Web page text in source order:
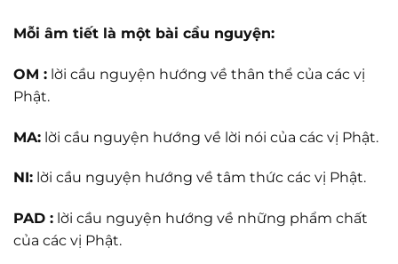
Mỗi âm tiết là một bài cầu nguyện:
OM : lời cầu nguyện hướng về thân thể của các vị
Phật.
MA: lời cầu nguyện hướng về lời nói của các vị Phật.
NI: lời cầu nguyện hướng về tâm thức các vị Phật.
PAD : lời cầu nguyện hướng về những phẩm chất
của các vị Phật.